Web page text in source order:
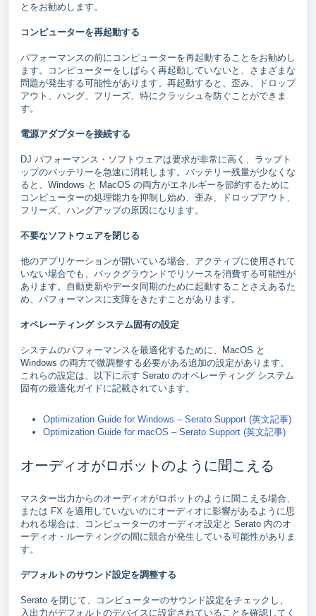
とをお勧めします。
コンピューターを再起動する
パフォーマンスの前にコンピューターを再起動することをお勧めし
ます。コンピューターをしばらく再起動していないと、さまざまな
問題が発生する可能性があります。再起動すると、歪み、ドロップ
アウト、ハング、フリーズ、特にクラッシュを防ぐことができま
す。
電源アダプターを接続する
DJ パフォーマンス・ソフトウェアは要求が非常に高く、ラップト
ップのバッテリーを急速に消耗します。バッテリー残量が少なくな
ると、Windows と MacOS の両方がエネルギーを節約するために
コンピューターの処理能力を抑制し始め、歪み、ドロップアウト、
フリーズ、ハングアップの原因になります。
不要なソフトウェアを閉じる
他のアプリケーションが開いている場合、アクティブに使用されて
いない場合でも、バックグラウンドでリソースを消費する可能性が
あります。自動更新やデータ同期のために起動することさえあるた
め、パフォーマンスに支障をきたすことがあります。
オペレーティング システム固有の設定
システムのパフォーマンスを最適化するために、MacOS と
Windows の両方で微調整する必要がある追加の設定があります。
これらの設定は、以下に示す Serato のオペレーティング システム
固有の最適化ガイドに記載されています。
Optimization Guide for Windows – Serato Support (英文記事)
Optimization Guide for macOS – Serato Support (英文記事)
オーディオがロボットのように聞こえる
マスター出力からのオーディオがロボットのように聞こえる場合、
または FX を適用していないのにオーディオに影響があるように思
われる場合は、コンピューターのオーディオ設定と Serato 内のオ
ーディオ・ルーティングの間に競合が発生している可能性がありま
す。
デフォルトのサウンド設定を調整する
Serato を閉じて、コンピューターのサウンド設定をチェックし、
入出力がデフォルトのデバイスに設定されていることを確認してく